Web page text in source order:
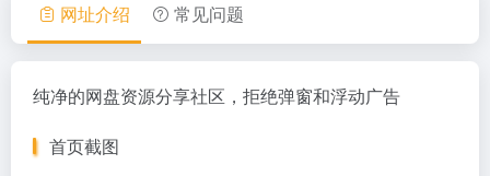
网址介绍 常见问题
纯净的网盘资源分享社区，拒绝弹窗和浮动广告
首页截图